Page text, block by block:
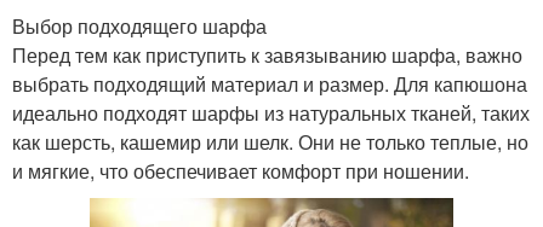
Выбор подходящего шарфа
Перед тем как приступить к завязыванию шарфа, важно
выбрать подходящий материал и размер. Для капюшона
идеально подходят шарфы из натуральных тканей, таких
как шерсть, кашемир или шелк. Они не только теплые, но
и мягкие, что обеспечивает комфорт при ношении.